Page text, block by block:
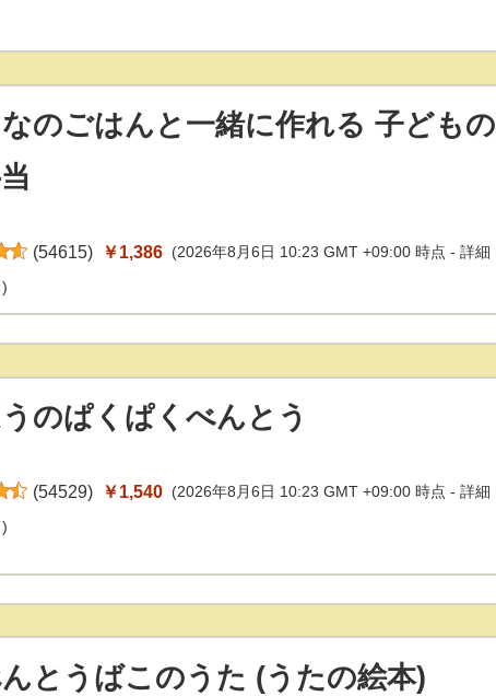
のごはんと一緒に作れる 子どもの
(54615) ￥1,386 (2026年8月6日 10:23 GMT +09:00 時点 -詳細
)
のぱくぱくべんとう
(54529) ￥1,540 (2026年8月6日 10:23 GMT +09:00 時点 -詳細
)
とうばこのうた (うたの絵本)